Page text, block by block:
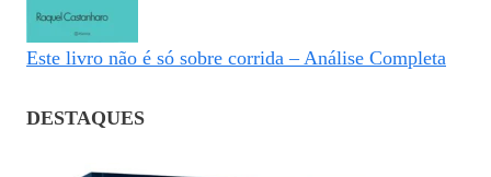
Este livro não é só sobre corrida – Análise Completa
DESTAQUES